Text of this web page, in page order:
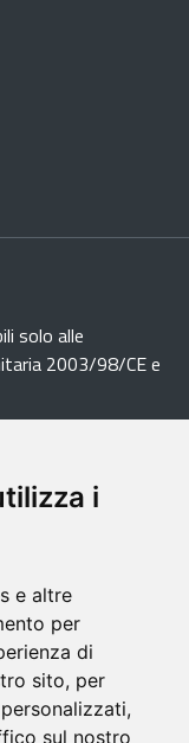
i
e altre
per
di
sito, per
sul nostro
solo alle
2003/98/CE e
di Firenze